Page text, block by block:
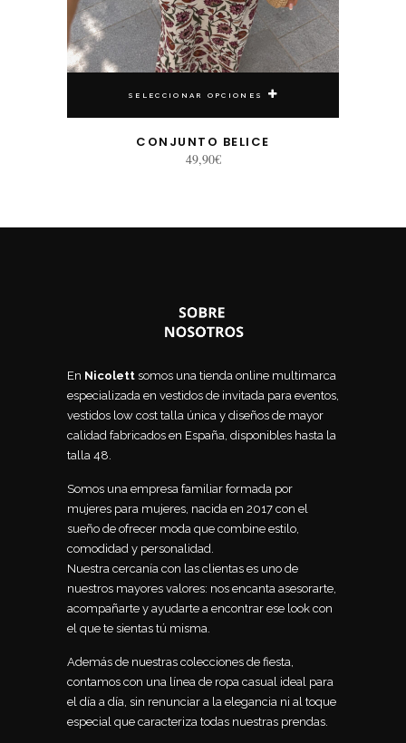
SELECCIONAR OPCIONES
CONJUNTO BELICE
49,90€
En Nicolett somos una tienda online multimarca
especializada en vestidos de invitada para eventos,
vestidos low cost talla única y diseños de mayor
calidad fabricados en España, disponibles hasta la
talla 48.
Somos una empresa familiar formada por
mujeres para mujeres, nacida en 2017 con el
sueño de ofrecer moda que combine estilo,
comodidad y personalidad.
Nuestra cercanía con las clientas es uno de
nuestros mayores valores: nos encanta asesorarte,
acompañarte y ayudarte a encontrar ese look con
el que te sientas tú misma.
Además de nuestras colecciones de fiesta,
contamos con una línea de ropa casual ideal para
el día a día, sin renunciar a la elegancia ni al toque
especial que caracteriza todas nuestras prendas.